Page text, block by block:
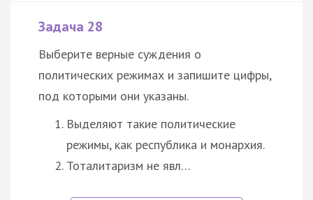
Задача 28
Выберите верные суждения о
политических режимах и запишите цифры,
под которыми они указаны.
Выделяют такие политические
режимы, как республика и монархия.
Тоталитаризм не явл…